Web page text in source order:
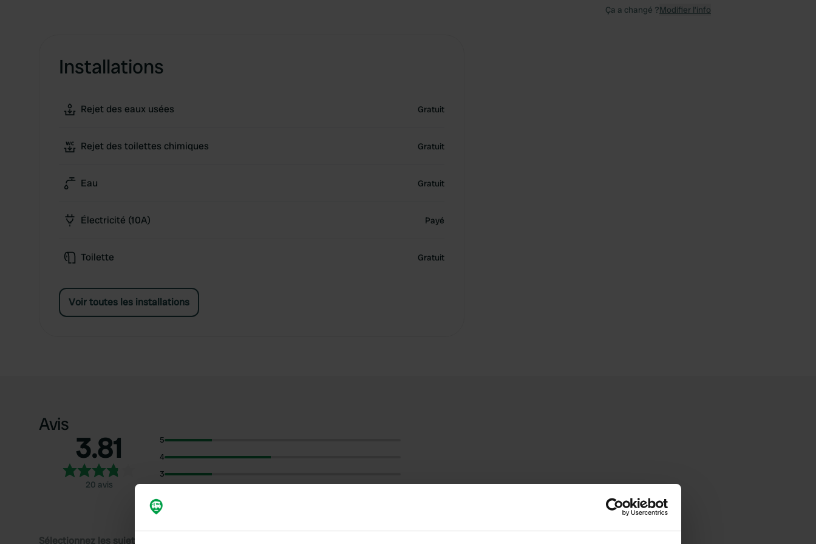
Installations
Rejet des eaux usées Gratuit
Rejet des toilettes chimiques Gratuit
Eau Gratuit
Électricité (10A) Payé
Toilette Gratuit
Voir toutes les installations
Ça a changé ?Modifier l’info
Avis
3.81
20 avis
5
4
3
1
Sélectionnez les sujets pour lire les critiques :